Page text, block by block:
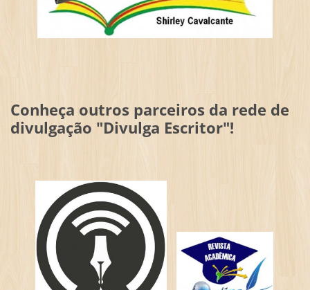
Conheça outros parceiros da rede de
divulgação "Divulga Escritor"!